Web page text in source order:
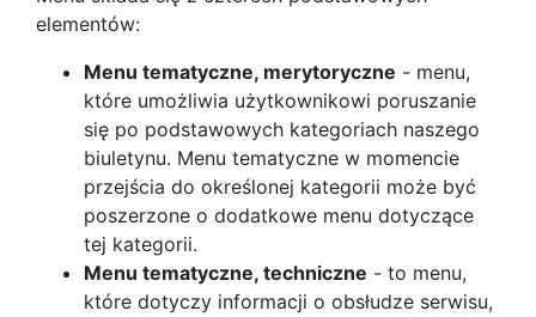
elementów:
Menu tematyczne, merytoryczne - menu,
które umożliwia użytkownikowi poruszanie
się po podstawowych kategoriach naszego
biuletynu. Menu tematyczne w momencie
przejścia do określonej kategorii może być
poszerzone o dodatkowe menu dotyczące
tej kategorii.
Menu tematyczne, techniczne - to menu,
które dotyczy informacji o obsłudze serwisu,